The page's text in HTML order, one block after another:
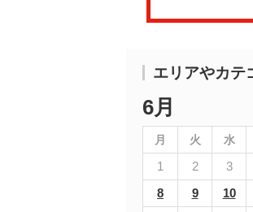
エリアやカテ
6月
月 火 水
1 2 3
8
9 10